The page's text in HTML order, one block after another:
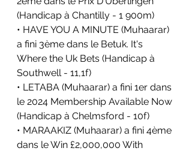
(Handicap à Chantilly - 1 900m)
• HAVE YOU A MINUTE (Muhaarar)
a fini 3ème dans le Betuk. It's
Where the Uk Bets (Handicap à
Southwell - 11,1f)
• LETABA (Muhaarar) a fini 1er dans
le 2024 Membership Available Now
(Handicap à Chelmsford - 10f)
• MARAAKIZ (Muhaarar) a fini 4ème
dans le Win £2,000,000 With